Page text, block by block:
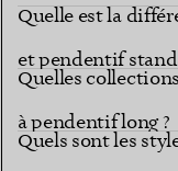
Quelle est la
et pendentif
Quelles
à pendentif long ?
Quels sont les